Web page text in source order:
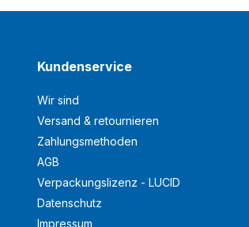
Kundenservice
Wir sind
Versand & retournieren
Zahlungsmethoden
AGB
Verpackungslizenz - LUCID
Datenschutz
Impressum